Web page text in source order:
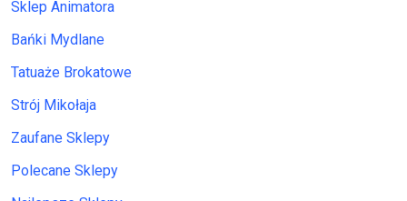
Sklep Animatora
Bańki Mydlane
Tatuaże Brokatowe
Strój Mikołaja
Zaufane Sklepy
Polecane Sklepy